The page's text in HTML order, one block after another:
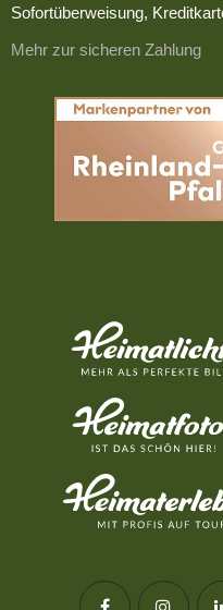
Sofortüberweisung,
Mehr zur sicheren Zahlung